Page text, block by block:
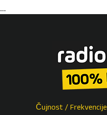
...
Čujnost / Frekvencije